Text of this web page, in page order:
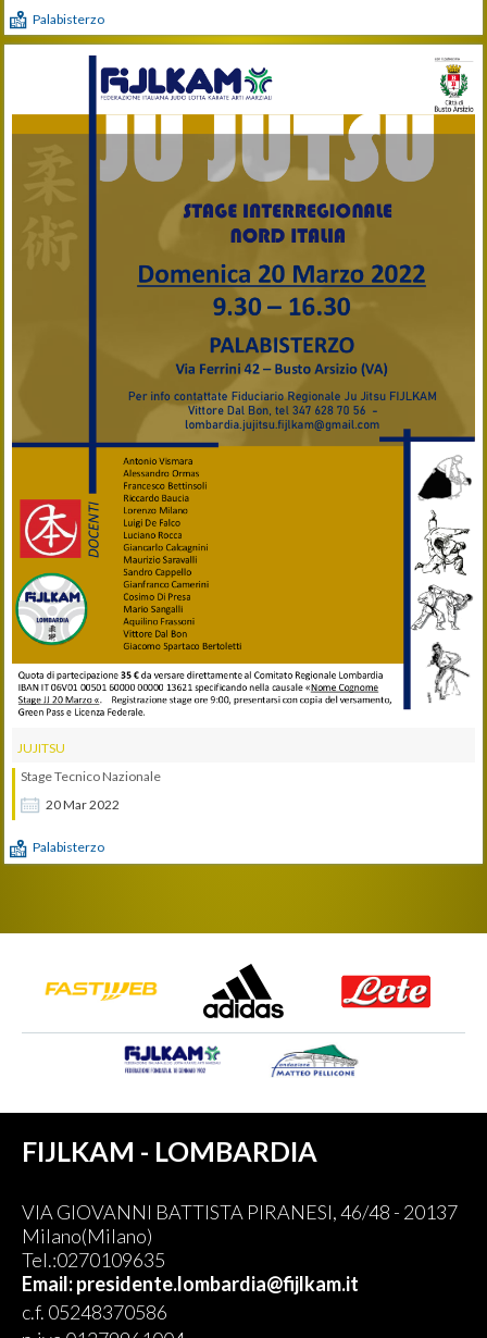
Palabisterzo
JUJITSU
20Mar2022
Stage Tecnico Nazionale
Palabisterzo
FIJLKAM - LOMBARDIA
VIA GIOVANNI BATTISTA PIRANESI, 46/48 - 20137
Milano(Milano)
Tel.:0270109635
Email: presidente.lombardia@fijlkam.it
c.f. 05248370586